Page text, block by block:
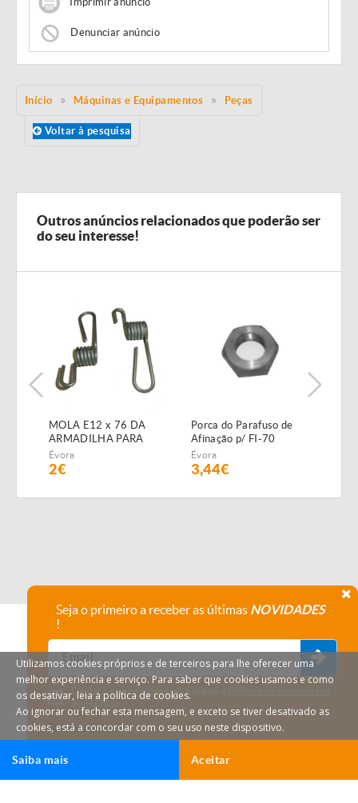
Ligar Email
Denunciar anúncio
Início Máquinas e Equipamentos Peças
Voltar à pesquisa
Outros anúncios relacionados que poderão ser
do seu interesse!
MOLA E12 x 76 DA
ARMADILHA PARA
SEMEADOR
PNEUMÁTICO FIALHO
Évora
2€
Porca do Parafuso de
Afinação p/ FI-70
Évora
3,44€
HáTudo © 2026 Todos os direitos reservados.
Seja o primeiro a receber as últimas NOVIDADES
!
Declaro que compreendi e aceito a Política de privacidade
do HáTudo.
Anular subscrição
Utilizamos cookies próprios e de terceiros para lhe oferecer uma
melhor experiência e serviço. Para saber que cookies usamos e como
os desativar, leia a política de cookies.
Ao ignorar ou fechar esta mensagem, e exceto se tiver desativado as
cookies, está a concordar com o seu uso neste dispositivo.
Aceitar
Saiba mais